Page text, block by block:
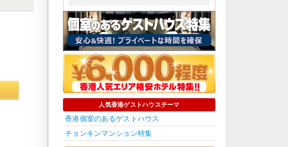
人気香港ゲストハウステーマ
香港個室のあるゲストハウス
チョンキンマンション特集